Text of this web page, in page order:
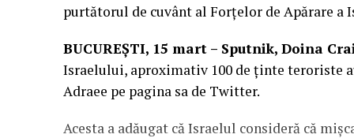
purtătorul de cuvânt al Forțelor de Apărare a
BUCUREŞTI, 15 mart – Sputnik, Doina
Israelului, aproximativ 100 de ținte teroriste
Adraee pe pagina sa de Twitter.
Acesta a adăugat că Israelul consideră că